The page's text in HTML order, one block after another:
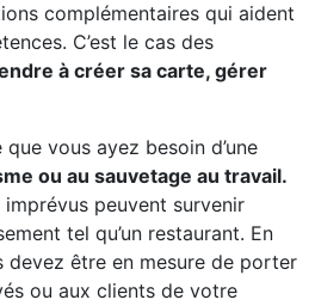
complémentaires qui aident
C’est le cas des
à créer sa carte, gérer
vous ayez besoin d’une
ou au sauvetage au travail.
peuvent survenir
tel qu’un restaurant. En
devez être en mesure de porter
ou aux clients de votre